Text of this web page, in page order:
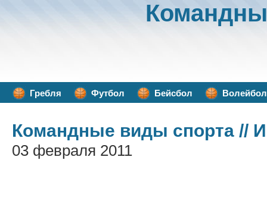
Гребля Футбол Бейсбол Волейбол
Командные виды спорта //
03 февраля 2011